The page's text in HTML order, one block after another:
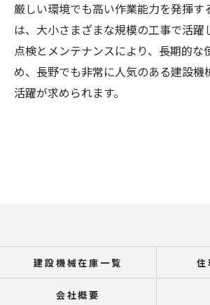
厳しい環境でも高い作業能力を発揮す
は、大小さまざまな規模の工事で活躍
点検とメンテナンスにより、長期的な
め、長野でも非常に人気のある建設機
活躍が求められます。
建設機械在庫一覧 住
会社概要